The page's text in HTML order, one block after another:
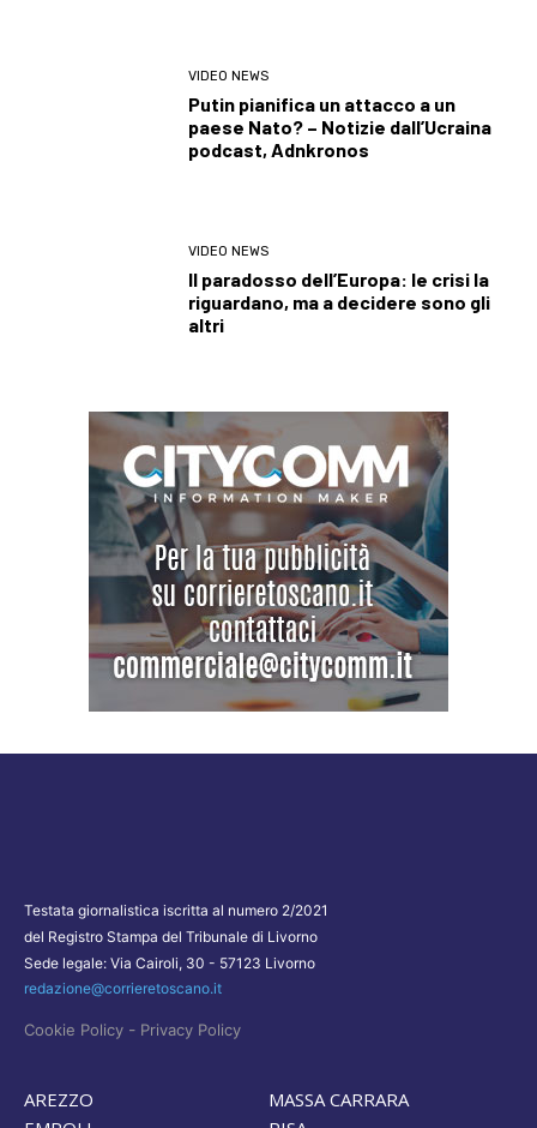
VIDEO NEWS
Putin pianifica un attacco a un
paese Nato? – Notizie dall’Ucraina
podcast, Adnkronos
VIDEO NEWS
Il paradosso dell’Europa: le crisi la
riguardano, ma a decidere sono gli
altri
Testata giornalistica iscritta al numero 2/2021
del Registro Stampa del Tribunale di Livorno
Sede legale: Via Cairoli, 30 - 57123 Livorno
redazione@corrieretoscano.it
Cookie Policy - Privacy Policy
AREZZO
MASSA CARRARA